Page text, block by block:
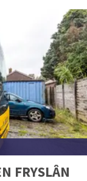
FRYSLÂN